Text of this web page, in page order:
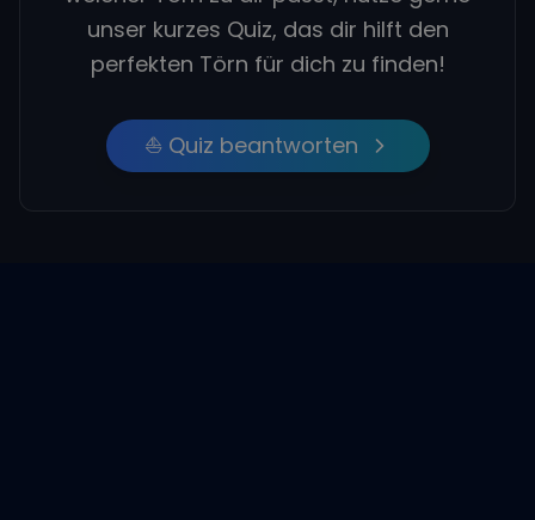
unser kurzes Quiz, das dir hilft den
perfekten Törn für dich zu finden!
⛵ Quiz beantworten